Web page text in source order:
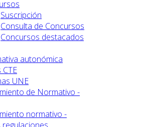
Suscripción
Consulta de Concursos
Concursos destacados
autonómica
CTE
UNE
de Normativo -
normativo -